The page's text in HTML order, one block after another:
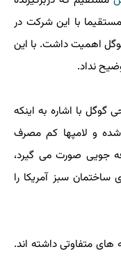
با این شرکت در
گوگل اهمیت داشت. با این
نداد.
با اشاره به اینکه
شده و لامپها کم مصرف
جویی صورت می گیرد،
سبز آمریکا را
متفاوتی داشته اند.